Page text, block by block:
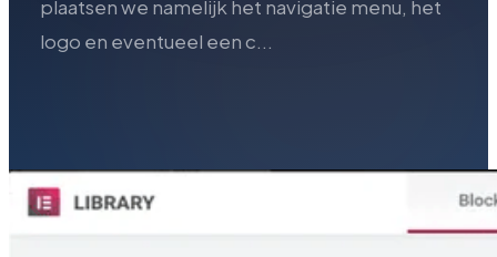
plaatsen we namelijk het navigatie menu, het
logo en eventueel een c...